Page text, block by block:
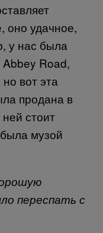
оно удачное,
у нас была
Abbey Road,
вот эта
продана в
стоит
музой
переспать с